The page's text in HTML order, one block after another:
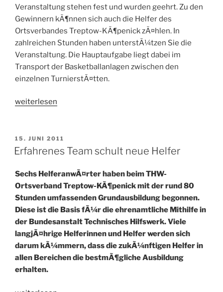
Veranstaltung stehen fest und wurden geehrt. Zu den
Gewinnern kÃ¶nnen sich auch die Helfer des
Ortsverbandes Treptow-KÃ¶penick zÃ¤hlen. In
zahlreichen Stunden haben unterstÃ¼tzen Sie die
Veranstaltung. Die Hauptaufgabe liegt dabei im
Transport der Basketballanlagen zwischen den
einzelnen TurnierstÃ¤tten.
„Aufgabe
weiterlesen
VERÖFFENTLICHT
AM
15. JUNI 2011
Erfahrenes Team schult neue Helfer
Sechs HelferanwÃ¤rter haben beim THW-
Ortsverband Treptow-KÃ¶penick mit der rund 80
Stunden umfassenden Grundausbildung begonnen.
Diese ist die Basis fÃ¼r die ehrenamtliche Mithilfe in
der Bundesanstalt Technisches Hilfswerk. Viele
langjÃ¤hrige Helferinnen und Helfer werden sich
darum kÃ¼mmern, dass die zukÃ¼nftigen Helfer in
allen Bereichen die bestmÃ¶gliche Ausbildung
erhalten.